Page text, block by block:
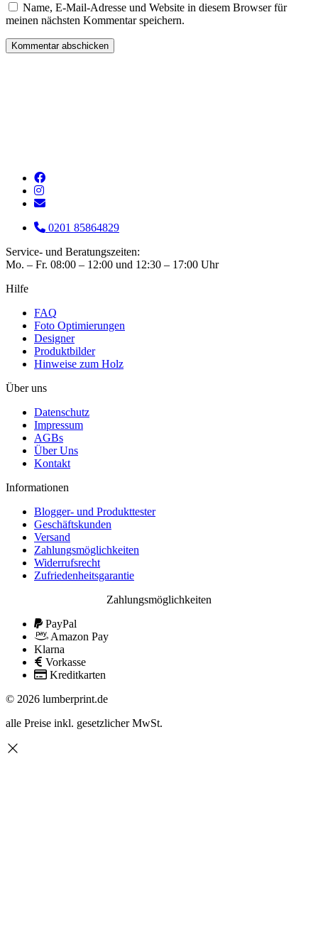
Name, E-Mail-Adresse und Website in diesem Browser für
meinen nächsten Kommentar speichern.
0201 85864829
Service- und Beratungszeiten:
Mo. – Fr. 08:00 – 12:00 und 12:30 – 17:00 Uhr
Hilfe
FAQ
Foto Optimierungen
Designer
Produktbilder
Hinweise zum Holz
Über uns
Datenschutz
Impressum
AGBs
Über Uns
Kontakt
Informationen
Blogger- und Produkttester
Geschäftskunden
Versand
Zahlungsmöglichkeiten
Widerrufsrecht
Zufriedenheitsgarantie
Zahlungsmöglichkeiten
PayPal
Amazon Pay
Klarna
Vorkasse
Kreditkarten
© 2026 lumberprint.de
alle Preise inkl. gesetzlicher MwSt.